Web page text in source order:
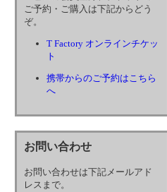
ご予約・ご購入は下記からどう
ぞ。
T Factory オンラインチケッ
ト
携帯からのご予約はこちら
へ
お問い合わせ
お問い合わせは下記メールアド
レスまで。